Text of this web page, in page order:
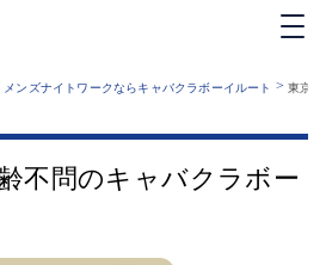
業種から探す
運営者情報
サイトマップ
ンズナイトワークならキャバクラボーイルート > 東京
不問のキャバクラボー
池袋